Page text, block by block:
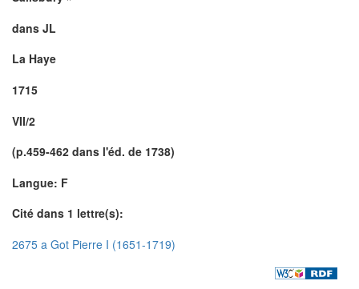
dans JL
La Haye
1715
VII/2
(p.459-462 dans l'éd. de 1738)
Langue: F
Cité dans 1 lettre(s):
2675 a Got Pierre I (1651-1719)